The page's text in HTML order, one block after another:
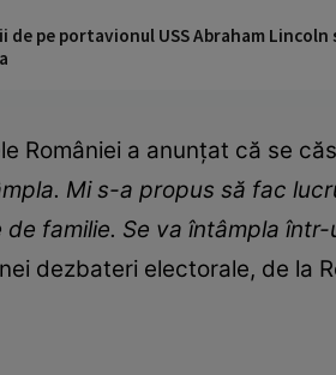
de pe portavionul USS Abraham
României a anunțat că se
Mi s-a propus să fac
familie. Se va întâmpla
dezbateri electorale, de la